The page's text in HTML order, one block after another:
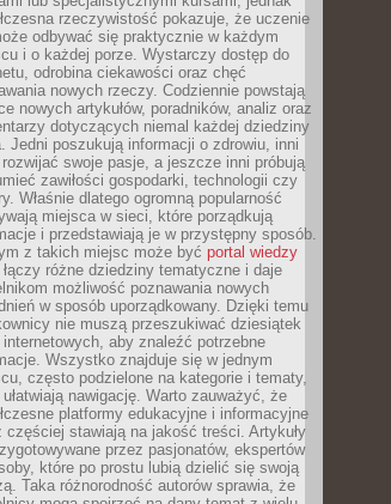
rzeczywistość pokazuje, że uczenie
odbywać się praktycznie w każdym
i o każdej porze. Wystarczy dostęp do
odrobina ciekawości oraz chęć
nowych rzeczy. Codziennie powstają
nowych artykułów, poradników, analiz oraz
dotyczących niemal każdej dziedziny
Jedni poszukują informacji o zdrowiu, inni
swoje pasje, a jeszcze inni próbują
zawiłości gospodarki, technologii czy
Właśnie dlatego ogromną popularność
miejsca w sieci, które porządkują
i przedstawiają je w przystępny sposób.
z takich miejsc może być portal wiedzy
łączy różne dziedziny tematyczne i daje
możliwość poznawania nowych
w sposób uporządkowany. Dzięki temu
nie muszą przeszukiwać dziesiątek
aby znaleźć potrzebne
Wszystko znajduje się w jednym
często podzielone na kategorie i tematy,
ułatwiają nawigację. Warto zauważyć, że
platformy edukacyjne i informacyjne
częściej stawiają na jakość treści. Artykuły
przez pasjonatów, ekspertów
które po prostu lubią dzielić się swoją
Taka różnorodność autorów sprawia, że